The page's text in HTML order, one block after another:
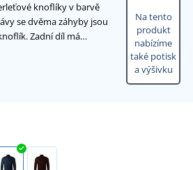
knoflíky v barvě
se dvěma záhyby jsou
Zadní díl má…
Na tento
produkt
nabízíme
také potisk
a výšivku